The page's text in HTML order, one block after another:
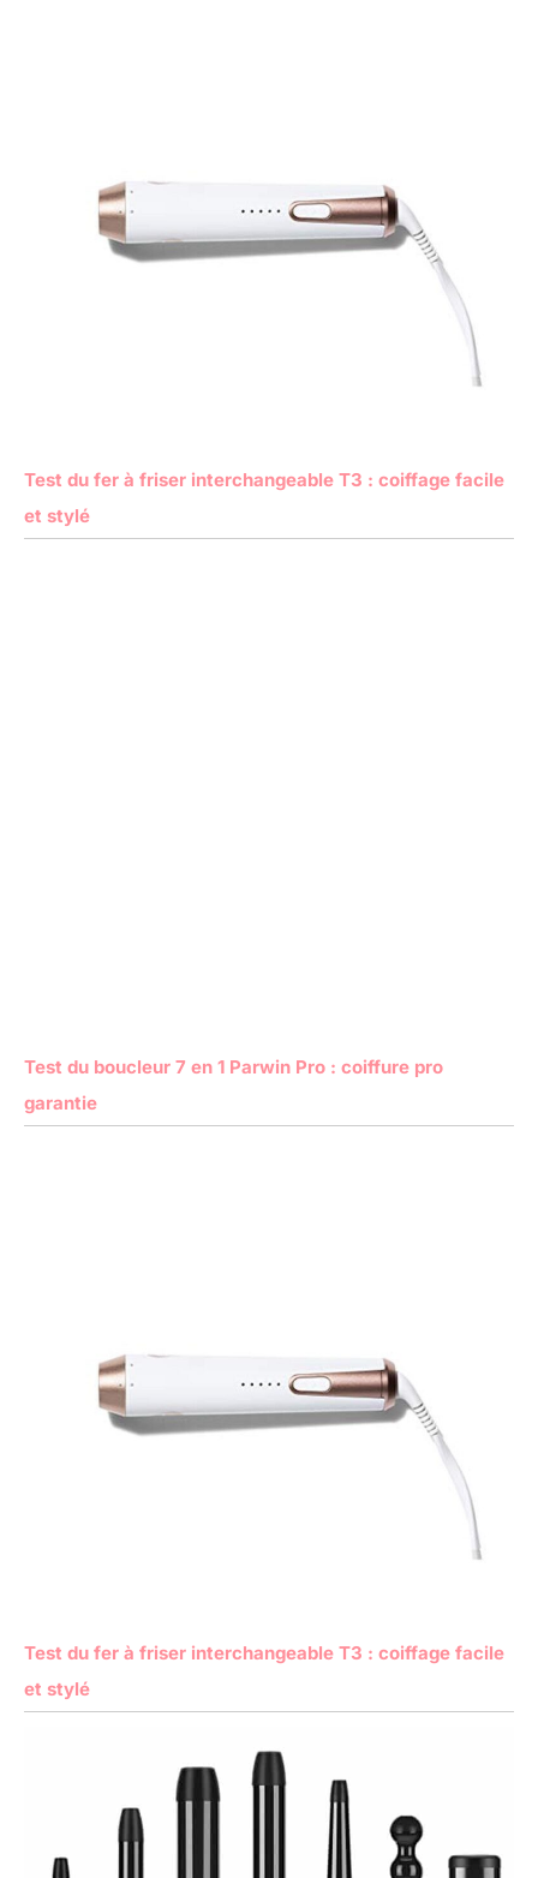
Test du fer à friser interchangeable T3 : coiffage facile
et stylé
Test du boucleur 7 en 1 Parwin Pro : coiffure pro
garantie
Test du fer à friser interchangeable T3 : coiffage facile
et stylé